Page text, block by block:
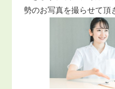
勢のお写真を撮らせて頂